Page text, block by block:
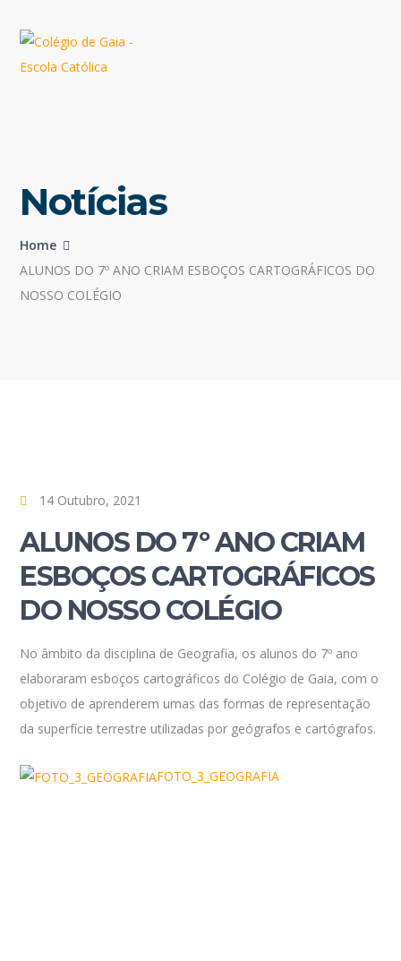
Notícias
Home
ALUNOS DO 7º ANO CRIAM ESBOÇOS CARTOGRÁFICOS DO
NOSSO COLÉGIO
14 Outubro, 2021
ALUNOS DO 7º ANO CRIAM
ESBOÇOS CARTOGRÁFICOS
DO NOSSO COLÉGIO
No âmbito da disciplina de Geografia, os alunos do 7º ano
elaboraram esboços cartográficos do Colégio de Gaia, com o
objetivo de aprenderem umas das formas de representação
da superfície terrestre utilizadas por geógrafos e cartógrafos.
FOTO_3_GEOGRAFIA